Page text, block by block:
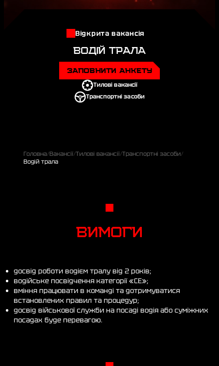
Відкрита вакансія
ВОДІЙ ТРАЛА
ЗАПОВНИТИ АНКЕТУ
Тилові вакансії
Транспортні засоби
Головна Вакансії Тилові вакансії Транспортні засоби
Водій трала
ВИМОГИ
досвід роботи водієм тралу від 2 років;
водійське посвідчення категорії «СЕ»;
вміння працювати в команді та дотримуватися
встановлених правил та процедур;
досвід військової служби на посаді водія або суміжних
посадах буде перевагою.